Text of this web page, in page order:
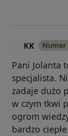
KK
Pani Jolanta
specjalista.
zadaje dużo
w czym tkwi
ogrom
bardzo